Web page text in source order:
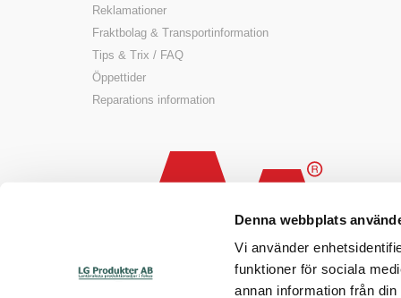
Denna webbplats
Vi använder
funktioner för sociala
annan information från
Reklamationer
Fraktbolag & Transportinformation
Tips & Trix / FAQ
Öppettider
Reparations information